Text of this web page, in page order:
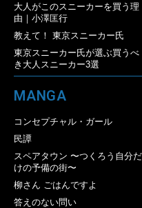
大人がこのスニーカーを買う理
由｜小澤匡行
教えて！ 東京スニーカー氏
東京スニーカー氏が選ぶ買うべ
き大人スニーカー3選
MANGA
コンセプチャル・ガール
民譚
スペアタウン 〜つくろう自分だ
けの予備の街〜
柳さん ごはんですよ
答えのない問い